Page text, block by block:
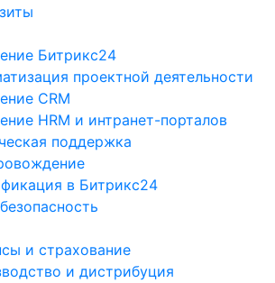
Битрикс24
проектной деятельности
CRM
HRM и интранет-порталов
поддержка
в Битрикс24
и страхование
и дистрибуция